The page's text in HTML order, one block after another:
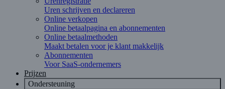
Uren schrijven en declareren
Online verkopen
Online betaalpagina en abonnementen
Online betaalmethoden
Maakt betalen voor je klant makkelijk
Abonnementen
Voor SaaS-ondernemers
Prijzen
Ondersteuning